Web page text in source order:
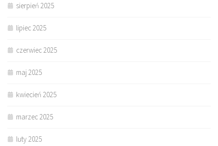
sierpień 2025
lipiec 2025
czerwiec 2025
maj 2025
kwiecień 2025
marzec 2025
luty 2025